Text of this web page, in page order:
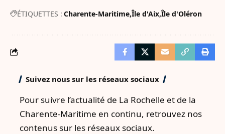
ÉTIQUETTES : Charente-Maritime Île d'Aix Île d'Oléron
Suivez nous sur les réseaux sociaux
Pour suivre l’actualité de La Rochelle et de la
Charente-Maritime en continu, retrouvez nos
contenus sur les réseaux sociaux.